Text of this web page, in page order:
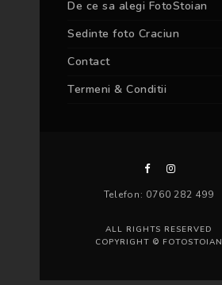
De ce sa alegi FotoStoian
Sedinte foto Craciun
Contact
Termeni & Conditii
Telefon: 0760 282 499
ALL RIGHTS RESERVED
COPYRIGHT © FOTOSTOIAN